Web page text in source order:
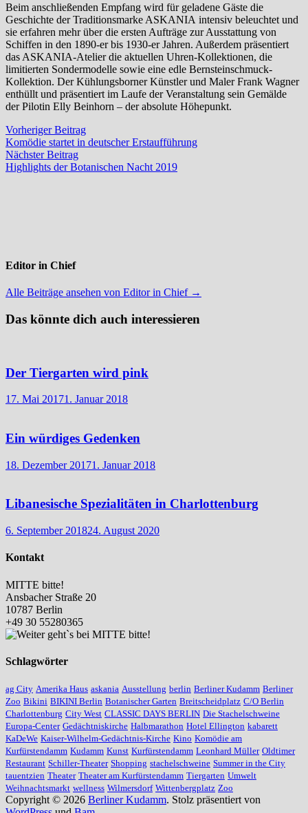
Beim anschließenden Empfang wird für geladene Gäste die
Geschichte der Traditionsmarke ASKANIA intensiv beleuchtet und
sie erfahren mehr über die ersten Aufträge zur Ausstattung von
Schiffen in den 1890-er bis 1930-er Jahren. Außerdem präsentiert
das ASKANIA-Atelier die aktuellen Uhren-Kollektionen, die
limitierten Sondermodelle sowie eine edle Bernsteinschmuck-
Kollektion. Der Kühlungsborner Künstler und Maler Frank Wagner
enthüllt und präsentiert im Laufe der Veranstaltung sein Gemälde
der Pilotin Elly Beinhorn – der absolute Höhepunkt.
Beitragsnavigation
Vorheriger BeitragVorheriger
Beitrag:
Komödie startet in deutscher Erstaufführung
Nächster BeitragNächster
Beitrag:
Highlights der Botanischen Nacht 2019
Editor in Chief
Alle Beiträge ansehen von Editor in Chief →
Das könnte dich auch interessieren
Der Tiergarten wird pink
17. Mai 20171. Januar 2018
Ein würdiges Gedenken
18. Dezember 20171. Januar 2018
Libanesische Spezialitäten in Charlottenburg
6. September 201824. August 2020
Kontakt
MITTE bitte!
Ansbacher Straße 20
10787 Berlin
+49 30 55280365
Schlagwörter
ag City Amerika Haus askania Ausstellung berlin Berliner Kudamm Berliner
Zoo Bikini BIKINI Berlin Botanischer Garten Breitscheidplatz C/O Berlin
Charlottenburg City West CLASSIC DAYS BERLIN Die Stachelschweine
Europa-Center Gedächtniskirche Halbmarathon Hotel Ellington kabarett
KaDeWe Kaiser-Wilhelm-Gedächtnis-Kirche Kino Komödie am
Kurfürstendamm Kudamm Kunst Kurfürstendamm Leonhard Müller Oldtimer
Restaurant Schiller-Theater Shopping stachelschweine Summer in the City
tauentzien Theater Theater am Kurfürstendamm Tiergarten Umwelt
Weihnachtsmarkt wellness Wilmersdorf Wittenbergplatz Zoo
Copyright © 2026 Berliner Kudamm. Stolz präsentiert von